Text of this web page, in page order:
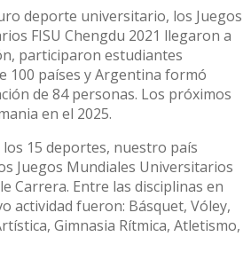
deporte universitario, los Juegos
FISU Chengdu 2021 llegaron a
participaron estudiantes
100 países y Argentina formó
de 84 personas. Los próximos
en el 2025.
los 15 deportes, nuestro país
Juegos Mundiales Universitarios
Carrera. Entre las disciplinas en
actividad fueron: Básquet, Vóley,
Gimnasia Rítmica, Atletismo,